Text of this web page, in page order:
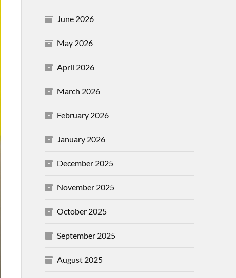
June 2026
May 2026
April 2026
March 2026
February 2026
January 2026
December 2025
November 2025
October 2025
September 2025
August 2025